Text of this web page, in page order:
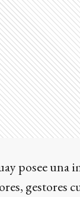
posee
gestores